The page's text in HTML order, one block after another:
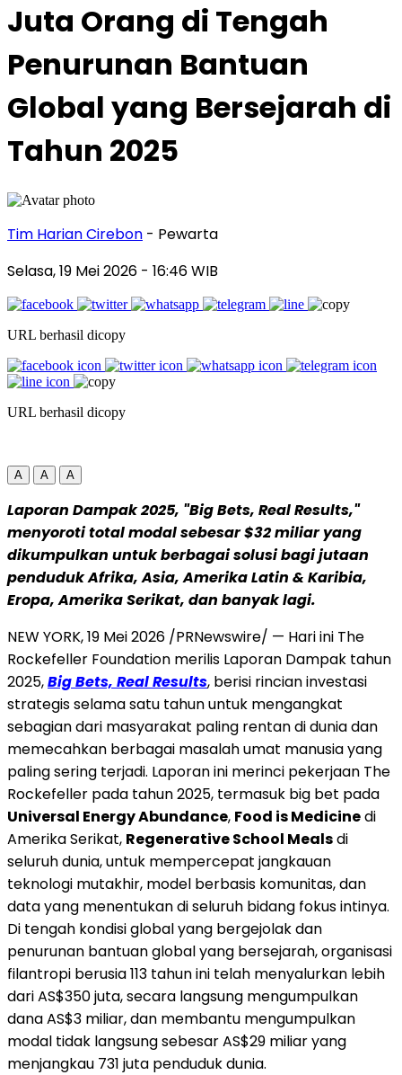
Juta Orang di Tengah
Penurunan Bantuan
Global yang Bersejarah di
Tahun 2025
Tim Harian Cirebon - Pewarta
Selasa, 19 Mei 2026 - 16:46 WIB
URL berhasil dicopy
URL berhasil dicopy
A A A
Laporan Dampak 2025, "Big Bets, Real Results,"
menyoroti total modal sebesar $32 miliar yang
dikumpulkan untuk berbagai solusi bagi jutaan
penduduk Afrika, Asia, Amerika Latin & Karibia,
Eropa, Amerika Serikat, dan banyak lagi.
NEW YORK,19 Mei 2026 /PRNewswire/ — Hari ini The
Rockefeller Foundation merilis Laporan Dampak tahun
2025,Big Bets, Real Results, berisi rincian investasi
strategis selama satu tahun untuk mengangkat
sebagian dari masyarakat paling rentan di dunia dan
memecahkan berbagai masalah umat manusia yang
paling sering terjadi. Laporan ini merinci pekerjaan The
Rockefeller pada tahun 2025, termasuk big bet pada
Universal Energy Abundance, Food is Medicinedi
Amerika Serikat, Regenerative School Mealsdi
seluruh dunia, untuk mempercepat jangkauan
teknologi mutakhir, model berbasis komunitas, dan
data yang menentukan di seluruh bidang fokus intinya.
Di tengah kondisi global yang bergejolak dan
penurunan bantuan global yang bersejarah, organisasi
filantropi berusia 113 tahun ini telah menyalurkan lebih
dari AS$350 juta, secara langsung mengumpulkan
dana AS$3 miliar, dan membantu mengumpulkan
modal tidak langsung sebesar AS$29 miliar yang
menjangkau 731 juta penduduk dunia.